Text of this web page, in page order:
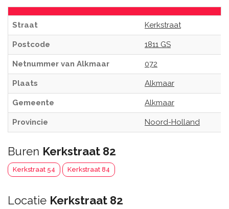
Straat Kerkstraat
Postcode 1811 GS
Netnummer van Alkmaar 072
Plaats Alkmaar
Gemeente Alkmaar
Provincie Noord-Holland
Buren Kerkstraat 82
Kerkstraat 54 Kerkstraat 84
Locatie Kerkstraat 82